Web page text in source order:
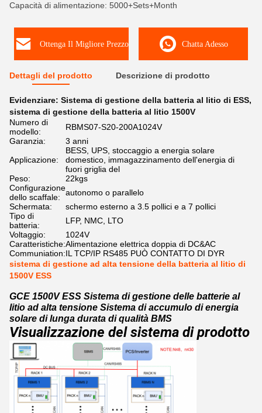
Capacità di alimentazione: 5000+Sets+Month
Ottenga Il Migliore Prezzo Chatta Adesso
Dettagli del prodotto Descrizione di prodotto
Evidenziare: Sistema di gestione della batteria al litio di ESS,
sistema di gestione della batteria al litio 1500V
Numero di
modello:
RBMS07-S20-200A1024V
Garanzia:
3 anni
Applicazione:
BESS, UPS, stoccaggio a energia solare
domestico, immagazzinamento dell'energia di
fuori griglia del
Peso:
22kgs
Configurazione
dello scaffale:
autonomo o parallelo
Schermata:
schermo esterno a 3.5 pollici e a 7 pollici
Tipo di
batteria:
LFP, NMC, LTO
Voltaggio:
1024V
Caratteristiche:Alimentazione elettrica doppia di DC&AC
Communiation:IL TCP/IP RS485 PUÒ CONTATTO DI DYR
sistema di gestione ad alta tensione della batteria al litio di
1500V ESS
GCE 1500V ESS Sistema di gestione delle batterie al
litio ad alta tensione Sistema di accumulo di energia
solare di lunga durata di qualità BMS
Visualizzazione del sistema di prodotto